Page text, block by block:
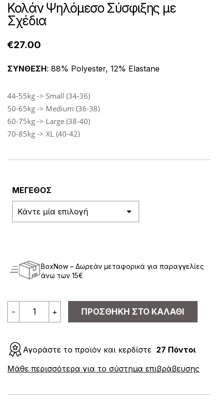
Κολάν Ψηλόμεσο Σύσφιξης με
Σχέδια
€27.00
ΣΥΝΘΕΣΗ: 88% Polyester, 12% Elastane
44-55kg -> Small (34-36)
50-65kg -> Medium (36-38)
60-75kg -> Large (38-40)
70-85kg -> XL (40-42)
ΜΕΓΕΘΟΣ
BoxNow – Δωρεάν μεταφορικά για παραγγελίες
άνω των 15€
-
Ψηλόμεσο
Σύσφιξης
Σχέδια
ποσότητα
+ ΠΡΟΣΘΉΚΗ ΣΤΟ ΚΑΛΆΘΙ
Αγοράστε το προϊόν και κερδίστε 27 Πόντοι
lΜάθε περισσότερα για το σύστημα επιβράβευσης